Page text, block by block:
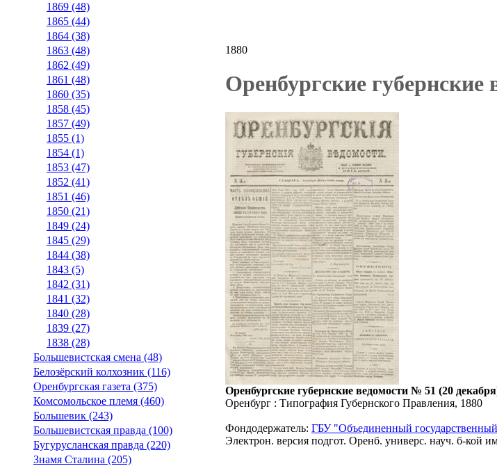
1869 (48)
1865 (44)
1864 (38)
1863 (48)
1862 (49)
1861 (48)
1860 (35)
1858 (45)
1857 (49)
1855 (1)
1854 (1)
1853 (47)
1852 (41)
1851 (46)
1850 (21)
1849 (24)
1845 (29)
1844 (38)
1843 (5)
1842 (31)
1841 (32)
1840 (28)
1839 (27)
1838 (28)
Большевистская смена (48)
Белозёрский колхозник (116)
Оренбургская газета (375)
Комсомольское племя (460)
Большевик (243)
Большевистская правда (100)
Бугурусланская правда (220)
Знамя Сталина (205)
1880
Оренбургские губернские
Оренбургские губернские ведомости № 51 (20
Оренбург : Типография Губернского Правления, 1880
Фондодержатель: ГБУ "Объединенный
Электрон. версия подгот. Оренб. универс. науч. б-кой